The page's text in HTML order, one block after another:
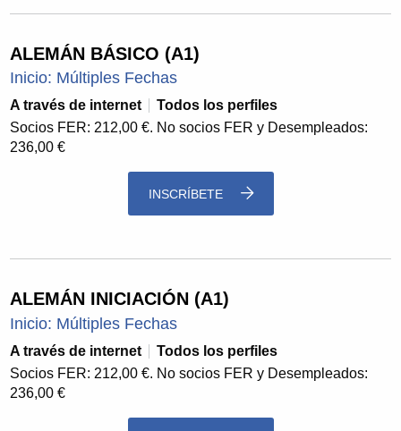
ALEMÁN BÁSICO (A1)
Inicio: Múltiples Fechas
A través de internet
Todos los perfiles
Socios FER: 212,00 €. No socios FER y Desempleados:
236,00 €
INSCRÍBETE
ALEMÁN INICIACIÓN (A1)
Inicio: Múltiples Fechas
A través de internet
Todos los perfiles
Socios FER: 212,00 €. No socios FER y Desempleados:
236,00 €